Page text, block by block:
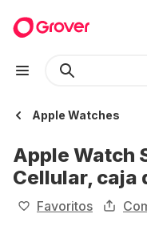
Apple Watches
Apple Watch
Cellular, caja
Favoritos